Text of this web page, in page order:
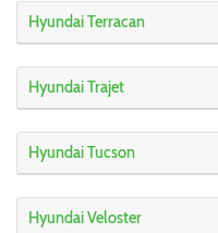
Hyundai Terracan
Hyundai Trajet
Hyundai Tucson
Hyundai Veloster